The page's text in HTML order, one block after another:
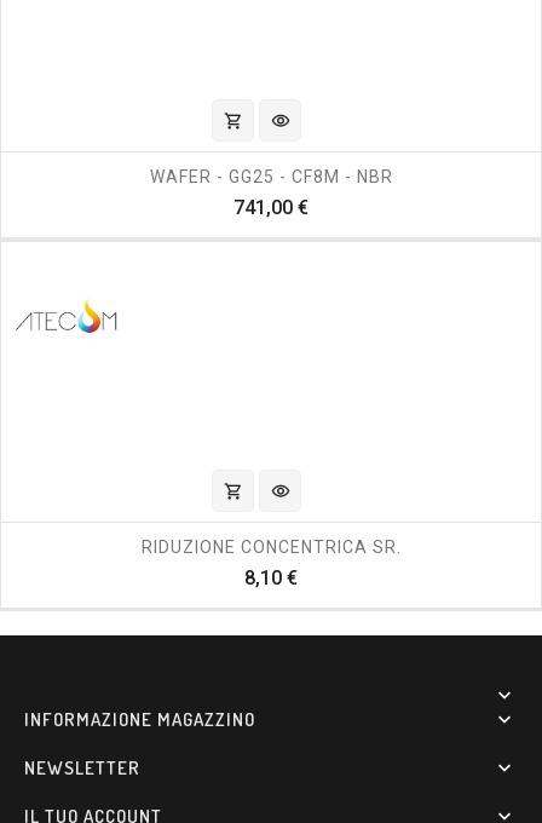
shopping_cart visibility
WAFER - GG25 - CF8M - NBR
741,00 €Prezzo
shopping_cart visibility
RIDUZIONE CONCENTRICA SR.
8,10 €Prezzo

INFORMAZIONE MAGAZZINO 
NEWSLETTER 
IL TUO ACCOUNT 